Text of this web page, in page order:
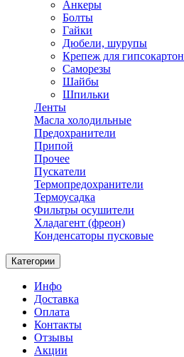
Анкеры
Болты
Гайки
Дюбели, шурупы
Крепеж для
Саморезы
Шайбы
Шпильки
Ленты
Масла холодильные
Предохранители
Припой
Прочее
Пускатели
Термопредохранители
Термоусадка
Фильтры осушители
Хладагент (фреон)
Конденсаторы пусковые
Категории
Инфо
Доставка
Оплата
Контакты
Отзывы
Акции